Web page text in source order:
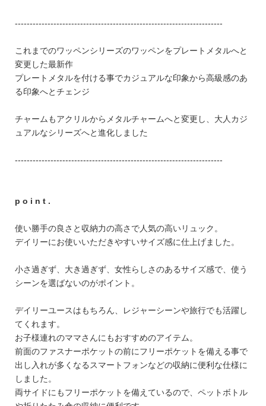
会社特典
会社概要
プライバシーポリシー
----------------------------------------------------------------------
これまでのワッペンシリーズのワッペンをプレートメタルへと
変更した最新作
プレートメタルを付ける事でカジュアルな印象から高級感のあ
る印象へとチェンジ
チャームもアクリルからメタルチャームへと変更し、大人カジ
ュアルなシリーズへと進化しました
----------------------------------------------------------------------
p o i n t .
使い勝手の良さと収納力の高さで人気の高いリュック。
デイリーにお使いいただきやすいサイズ感に仕上げました。
小さ過ぎず、大き過ぎず、女性らしさのあるサイズ感で、使う
シーンを選ばないのがポイント。
デイリーユースはもちろん、レジャーシーンや旅行でも活躍し
てくれます。
お子様連れのママさんにもおすすめのアイテム。
前面のファスナーポケットの前にフリーポケットを備える事で
出し入れが多くなるスマートフォンなどの収納に便利な仕様に
しました。
両サイドにもフリーポケットを備えているので、ペットボトル